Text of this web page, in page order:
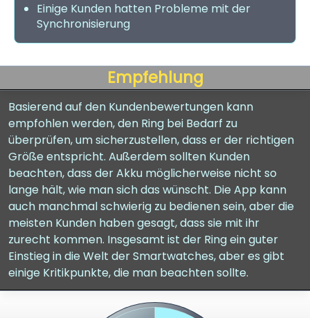
Einige Kunden hatten Probleme mit der
Synchronisierung
Empfehlung
Basierend auf den Kundenbewertungen kann
empfohlen werden, den Ring bei Bedarf zu
überprüfen, um sicherzustellen, dass er der richtigen
Größe entspricht. Außerdem sollten Kunden
beachten, dass der Akku möglicherweise nicht so
lange hält, wie man sich das wünscht. Die App kann
auch manchmal schwierig zu bedienen sein, aber die
meisten Kunden haben gesagt, dass sie mit ihr
zurecht kommen. Insgesamt ist der Ring ein guter
Einstieg in die Welt der Smartwatches, aber es gibt
einige Kritikpunkte, die man beachten sollte.